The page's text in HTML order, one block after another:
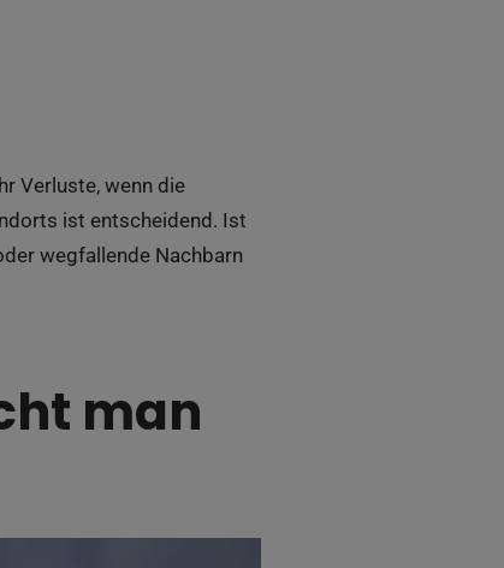
Verluste, wenn die
ist entscheidend. Ist
wegfallende Nachbarn
man